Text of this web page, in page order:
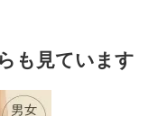
も見ています